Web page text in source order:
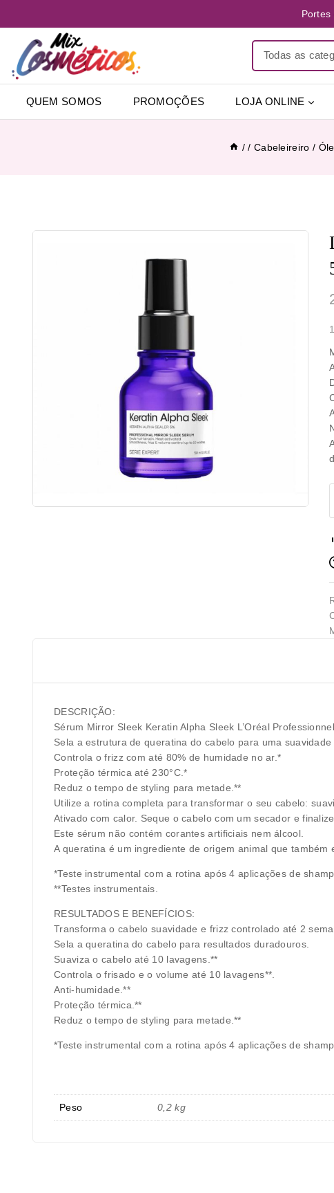
QUEM SOMOS PROMOÇÕES LOJA ONLINE
/ / Cabeleireiro /
DESCRIÇÃO:
Sérum Mirror Sleek Keratin Alpha Sleek L’Oréal
Sela a estrutura de queratina do cabelo para uma
Controla o frizz com até 80% de humidade no ar.*
Proteção térmica até 230°C.*
Reduz o tempo de styling para metade.**
Utilize a rotina completa para transformar o seu cabelo:
Ativado com calor. Seque o cabelo com um secador e
Este sérum não contém corantes artificiais nem álcool.
A queratina é um ingrediente de origem animal que
*Teste instrumental com a rotina após 4 aplicações de
**Testes instrumentais.
RESULTADOS E BENEFÍCIOS:
Transforma o cabelo suavidade e frizz controlado até 2
Sela a queratina do cabelo para resultados duradouros.
Suaviza o cabelo até 10 lavagens.**
Controla o frisado e o volume até 10 lavagens**.
Anti-humidade.**
Proteção térmica.**
Reduz o tempo de styling para metade.**
*Teste instrumental com a rotina após 4 aplicações de
Peso 0,2 kg